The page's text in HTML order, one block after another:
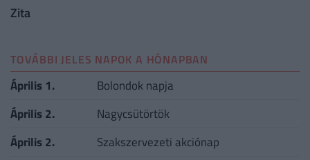
Zita
TOVÁBBI JELES NAPOK A HÓNAPBAN
Április 1.
Bolondok napja
Április 2.
Nagycsütörtök
Április 2.
Szakszervezeti akciónap